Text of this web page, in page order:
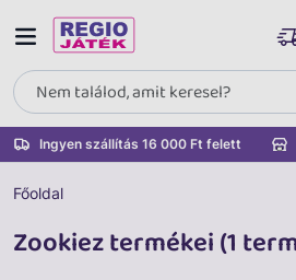
Ingyen szállítás 16 000 Ft felett
Főoldal
Zookiez termékei (1